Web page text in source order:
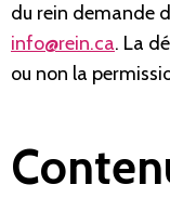
du rein demande
info@rein.ca. La
ou non la